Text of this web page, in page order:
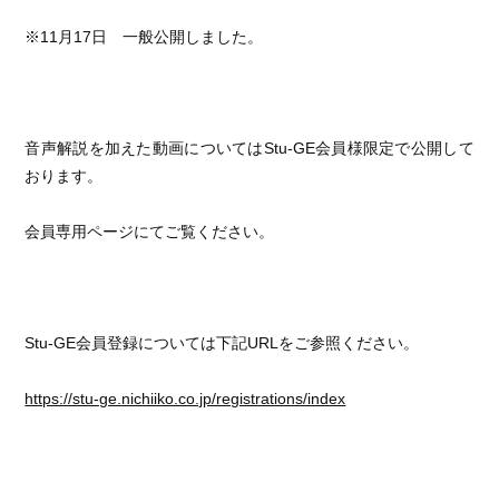
※11月17日 一般公開しました。
音声解説を加えた動画についてはStu-GE会員様限定で公開して
おります。
会員専用ページにてご覧ください。
Stu-GE会員登録については下記URLをご参照ください。
https://stu-ge.nichiiko.co.jp/registrations/index